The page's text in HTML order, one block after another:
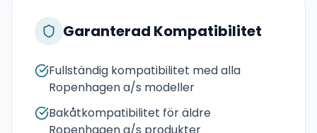
Garanterad Kompatibilitet
Fullständig kompatibilitet med alla
Ropenhagen a/s modeller
Bakåtkompatibilitet för äldre